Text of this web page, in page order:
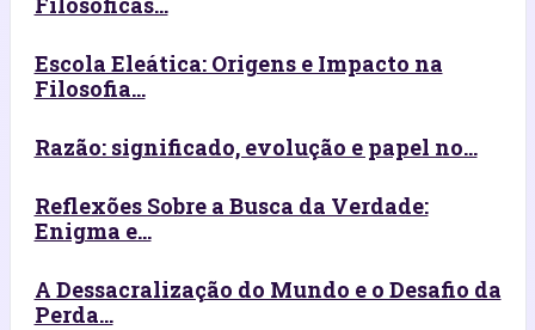
Escola Eleática: Origens e Impacto na
Filosofia...
Razão: significado, evolução e papel no...
Reflexões Sobre a Busca da Verdade:
Enigma e...
A Dessacralização do Mundo e o Desafio da
Perda...